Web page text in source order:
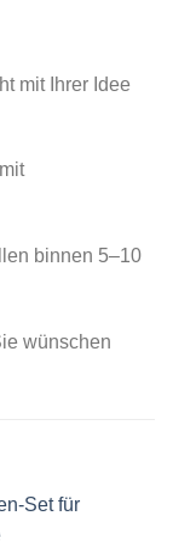
mit Ihrer Idee
binnen 5–10
wünschen